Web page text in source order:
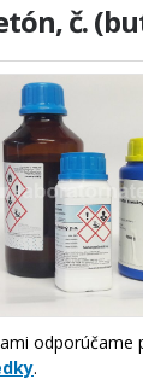
č.
odporúčame
.